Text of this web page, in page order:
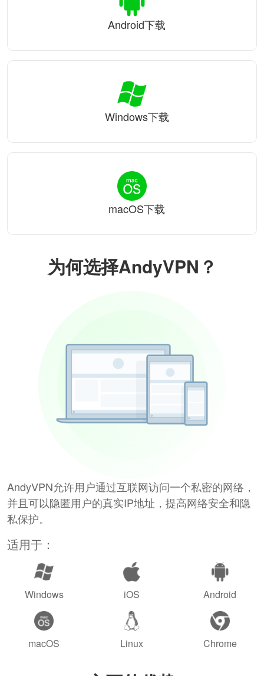
为何选择AndyVPN？
AndyVPN允许用户通过互联网访问一个私密的网络，
并且可以隐匿用户的真实IP地址，提高网络安全和隐
私保护。
适用于：
Windows iOS Android
macOS Linux Chrome
Android下载
Windows下载
macOS下载